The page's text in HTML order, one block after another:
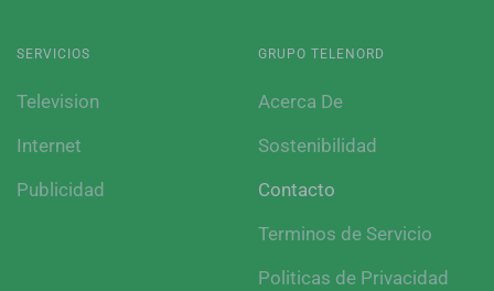
SERVICIOS
Television
Internet
Publicidad
GRUPO TELENORD
Acerca De
Sostenibilidad
Contacto
Terminos de Servicio
Politicas de Privacidad